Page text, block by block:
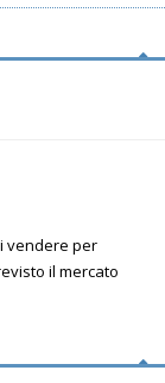
vendere per
il mercato